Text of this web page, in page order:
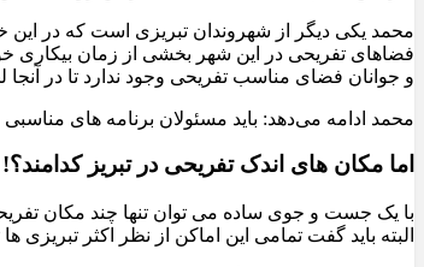
محمد یکی دیگر از شهروندان تبریزی است که در این
فضاهای تفریحی در این شهر بخشی از زمان بیکاری
و جوانان فضای مناسب تفریحی وجود ندارد تا در
محمد ادامه می‌دهد: باید مسئولان برنامه های
اما مکان های اندک تفریحی در تبریز کدامند؟!
با یک جست و جوی ساده می توان تنها چند مکان
البته باید گفت تمامی این اماکن از نظر اکثر